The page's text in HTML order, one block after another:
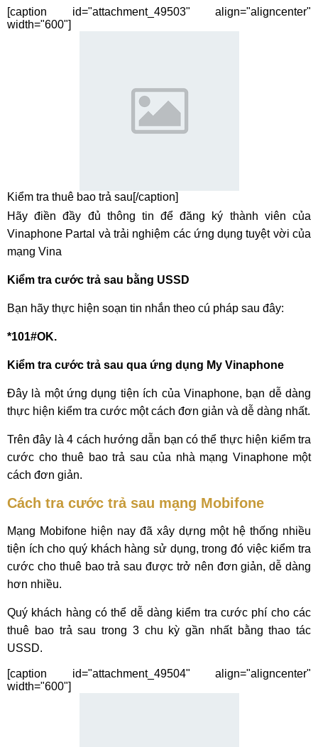
[caption id="attachment_49503" align="aligncenter"
width="600"]
Kiểm tra thuê bao trả sau[/caption]
Hãy điền đầy đủ thông tin để đăng ký thành viên của
Vinaphone Partal và trải nghiệm các ứng dụng tuyệt vời của
mạng Vina
Kiểm tra cước trả sau bằng USSD
Bạn hãy thực hiện soạn tin nhắn theo cú pháp sau đây:
*101#OK.
Kiểm tra cước trả sau qua ứng dụng My Vinaphone
Đây là một ứng dụng tiện ích của Vinaphone, bạn dễ dàng
thực hiện kiểm tra cước một cách đơn giản và dễ dàng nhất.
Trên đây là 4 cách hướng dẫn bạn có thể thực hiện kiểm tra
cước cho thuê bao trả sau của nhà mạng Vinaphone một
cách đơn giản.
Cách tra cước trả sau mạng Mobifone
Mạng Mobifone hiện nay đã xây dựng một hệ thống nhiều
tiện ích cho quý khách hàng sử dụng, trong đó việc kiểm tra
cước cho thuê bao trả sau được trở nên đơn giản, dễ dàng
hơn nhiều.
Quý khách hàng có thể dễ dàng kiểm tra cước phí cho các
thuê bao trả sau trong 3 chu kỳ gần nhất bằng thao tác
USSD.
[caption id="attachment_49504" align="aligncenter"
width="600"]